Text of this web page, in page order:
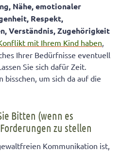
Nähe, emotionaler
Respekt,
Verständnis, Zugehörigkeit
mit Ihrem Kind haben,
Ihrer Bedürfnisse eventuell
Sie sich dafür Zeit.
bisschen, um sich da auf die
Bitten (wenn es
zu stellen
Kommunikation ist,